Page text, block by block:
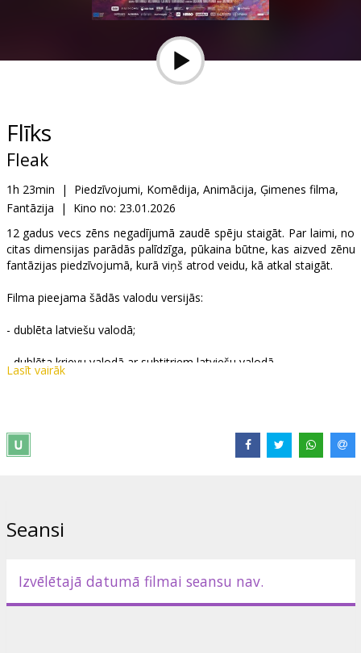
B2B
Kino
Klubs
Flīks
Fleak
1h 23min |
Piedzīvojumi, Komēdija, Animācija, Ģimenes filma,
Fantāzija
| Kino no: 23.01.2026
12 gadus vecs zēns negadījumā zaudē spēju staigāt. Par laimi, no
citas dimensijas parādās palīdzīga, pūkaina būtne, kas aizved zēnu
fantāzijas piedzīvojumā, kurā viņš atrod veidu, kā atkal staigāt.
Filma pieejama šādās valodu versijās:
- dublēta latviešu valodā;
- dublēta krievu valodā ar subtitriem latviešu valodā.
Režisors:
Saites:
Lasīt vairāk
Seansi
Izvēlētajā datumā filmai seansu nav.